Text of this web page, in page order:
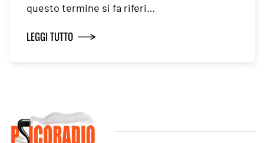
questo termine si fa riferi…
LEGGI TUTTO